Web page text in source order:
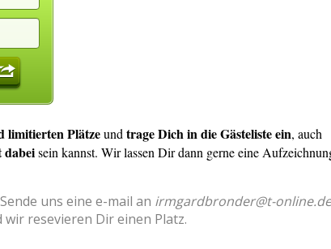
limitierten Plätzeund trage Dich in die Gästeliste ein, auch
dabeisein kannst. Wir lassen Dir dann gerne eine
uns eine e-mail an irmgardbronder@t-online.de
resevieren Dir einen Platz.